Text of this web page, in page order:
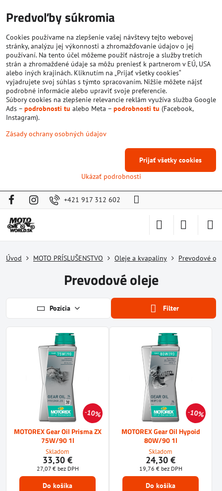
+421 917 312 602
Úvod MOTO PRÍSLUŠENSTVO Oleje a kvapaliny Prevodové
Prevodové oleje
Pozícia Filter
10%
MOTOREX Gear Oil Prisma ZX
75W/90 1l
Skladom
33,30 €
27,07 € bez DPH
Do košíka
10%
MOTOREX Gear Oil Hypoid
80W/90 1l
Skladom
24,30 €
19,76 € bez DPH
Do košíka
Predvoľby súkromia
Cookies používame na zlepšenie vašej návštevy tejto webovej
stránky, analýzu jej výkonnosti a zhromažďovanie údajov o jej
používaní. Na tento účel môžeme použiť nástroje a služby tretích
strán a zhromaždené údaje sa môžu preniesť k partnerom v EÚ, USA
alebo iných krajinách. Kliknutím na „Prijať všetky cookies“
vyjadrujete svoj súhlas s týmto spracovaním. Nižšie môžete nájsť
podrobné informácie alebo upraviť svoje preferencie.
Súbory cookies na zlepšenie relevancie reklám využíva služba Google
Ads – podrobnosti tu alebo Meta – podrobnosti tu (Facebook,
Instagram).
Zásady ochrany osobných údajov
Ukázať podrobnosti
Prijať všetky cookies